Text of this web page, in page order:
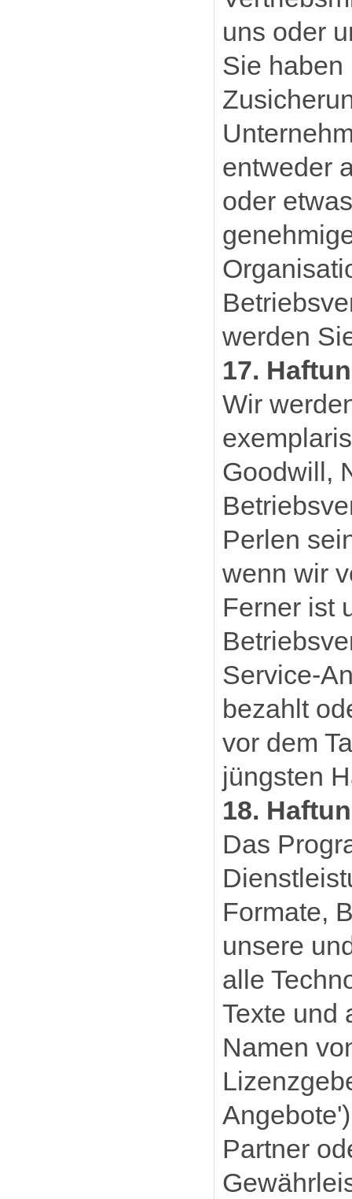
uns oder
Sie haben
entweder
oder
werden
17.
Wir
Goodwill,
Perlen
wenn wir
Ferner ist
Service-
bezahlt
vor dem
jüngsten
18.
Das
Formate,
unsere
alle
Texte und
Namen
Partner